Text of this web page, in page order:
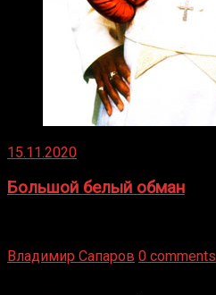
15.11.2020
Большой белый обман
Владимир Сапаров 0 comments